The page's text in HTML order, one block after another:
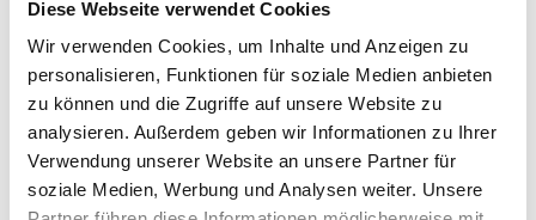
Diese Webseite verwendet Cookies
Wir verwenden Cookies, um Inhalte und Anzeigen zu
personalisieren, Funktionen für soziale Medien anbieten
zu können und die Zugriffe auf unsere Website zu
analysieren. Außerdem geben wir Informationen zu Ihrer
Verwendung unserer Website an unsere Partner für
soziale Medien, Werbung und Analysen weiter. Unsere
Phase 2 Authentifizierung: MSCHAPv2
CA Zertifikat: Bei der ersten Verwendung als
vertrauenswürdig einstufen
Identität: "MSCHOOL-AD Benutzername"
Anonyme Identität: anonymous
Passwort: "MSCHOOL-AD Kennwort"